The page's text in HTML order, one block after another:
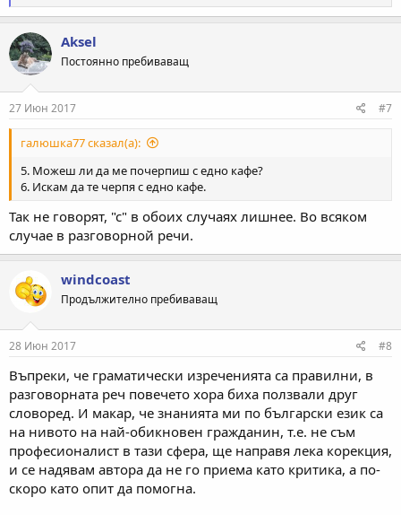
е
а
к
ц
и
и
:
Aksel
Постоянно пребиваващ
27 Июн 2017 #7
галюшка77 сказал(а):
5. Можеш ли да ме почерпиш с едно кафе?
6. Искам да те черпя с едно кафе.
Так не говорят, "с" в обоих случаях лишнее. Во всяком
случае в разговорной речи.
windcoast
Продължително пребиваващ
28 Июн 2017 #8
Въпреки, че граматически изреченията са правилни, в
разговорната реч повечето хора биха ползвали друг
словоред. И макар, че знанията ми по български език са
на нивото на най-обикновен гражданин, т.е. не съм
професионалист в тази сфера, ще направя лека корекция,
и се надявам автора да не го приема като критика, а по-
скоро като опит да помогна.